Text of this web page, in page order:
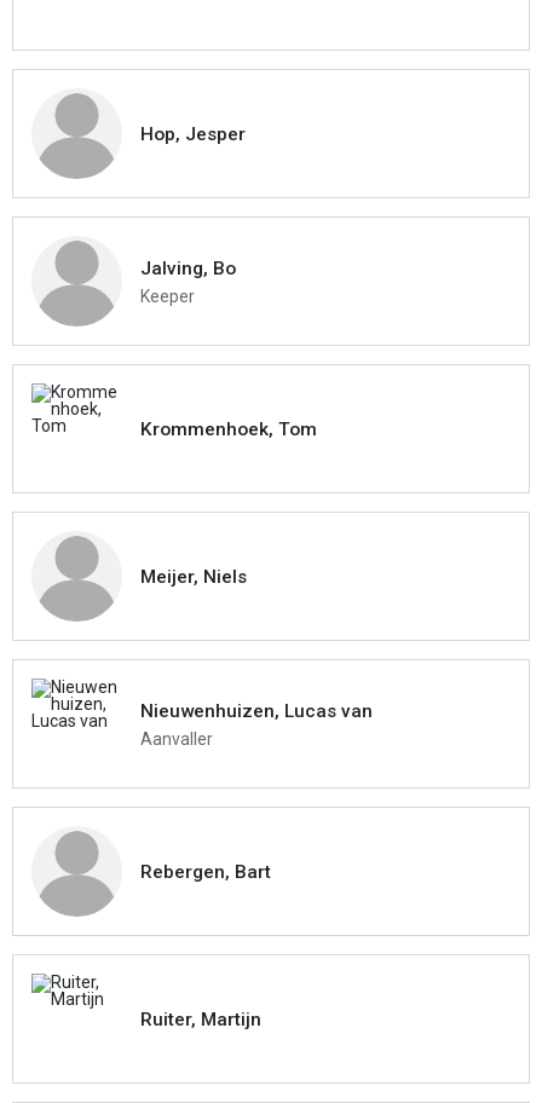
Hop, Jesper
Jalving, Bo
Keeper
Krommenhoek, Tom
Meijer, Niels
Nieuwenhuizen, Lucas van
Aanvaller
Rebergen, Bart
Ruiter, Martijn